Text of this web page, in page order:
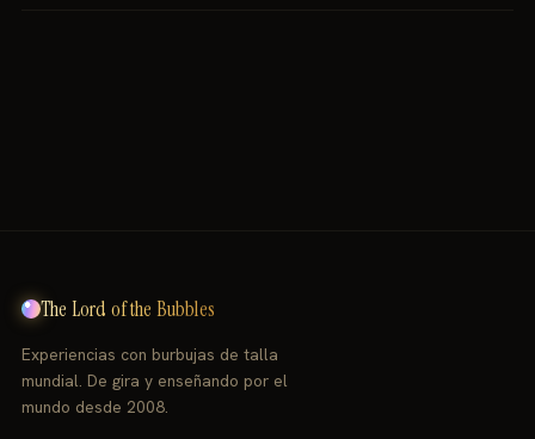
The Lord of the Bubbles
Experiencias con burbujas de talla
mundial. De gira y enseñando por el
mundo desde 2008.